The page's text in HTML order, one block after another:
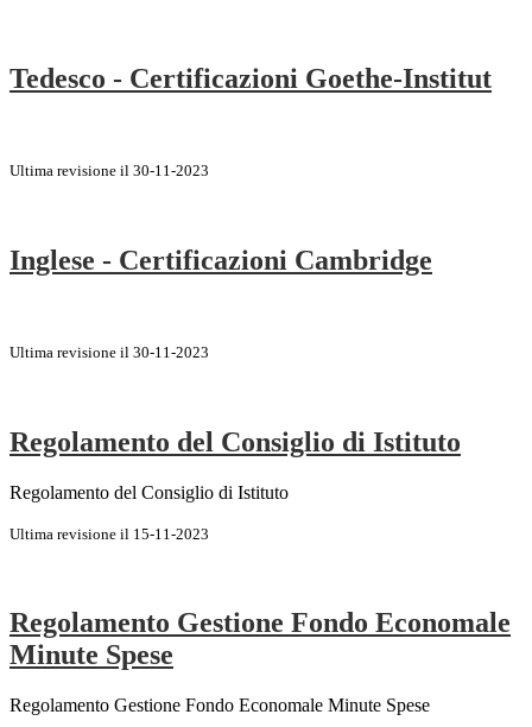
Tedesco - Certificazioni Goethe-Institut
Ultima revisione il 30-11-2023
Inglese - Certificazioni Cambridge
Ultima revisione il 30-11-2023
Regolamento del Consiglio di Istituto
Regolamento del Consiglio di Istituto
Ultima revisione il 15-11-2023
Regolamento Gestione Fondo Economale
Minute Spese
Regolamento Gestione Fondo Economale Minute Spese